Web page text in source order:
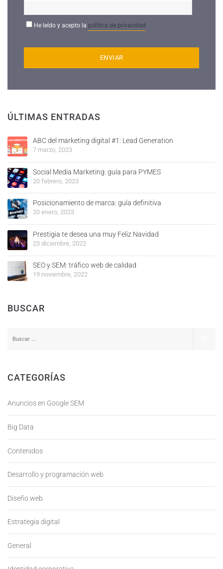
He leído y acepto la política de privacidad
ÚLTIMAS ENTRADAS
ABC del marketing digital #1: Lead Generation
7 marzo, 2023
Social Media Marketing: guía para PYMES
20 febrero, 2023
Posicionamiento de marca: guía definitiva
20 enero, 2023
Prestigia te desea una muy Feliz Navidad
23 diciembre, 2022
SEO y SEM: tráfico web de calidad
19 noviembre, 2022
BUSCAR
CATEGORÍAS
Anuncios en Google SEM
Big Data
Contenidos
Desarrollo y programación web
Diseño web
Estrategia digital
General